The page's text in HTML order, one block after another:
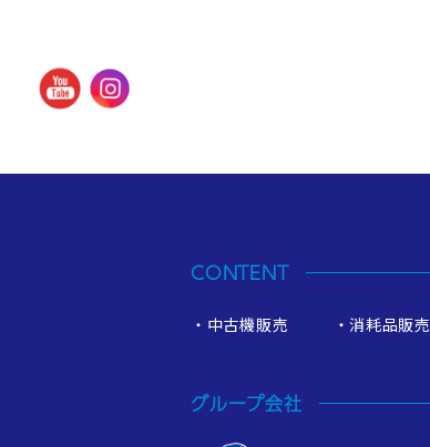
CONTENT
中古機販売 消耗品販売
グループ会社